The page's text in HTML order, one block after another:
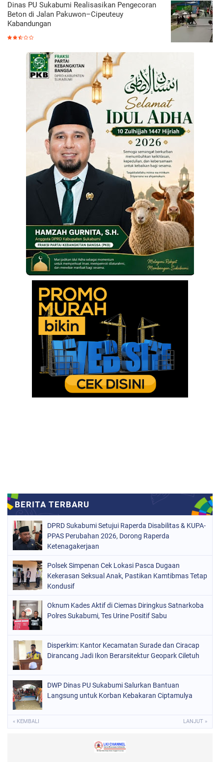
Dinas PU Sukabumi Realisasikan Pengecoran
Beton di Jalan Pakuwon–Cipeuteuy
Kabandungan
DPRD Sukabumi Setujui Raperda Disabilitas & KUPA-
PPAS Perubahan 2026, Dorong Raperda
Ketenagakerjaan
Polsek Simpenan Cek Lokasi Pasca Dugaan
Kekerasan Seksual Anak, Pastikan Kamtibmas Tetap
Kondusif
Oknum Kades Aktif di Ciemas Diringkus Satnarkoba
Polres Sukabumi, Tes Urine Positif Sabu
Disperkim: Kantor Kecamatan Surade dan Ciracap
Dirancang Jadi Ikon Berarsitektur Geopark Ciletuh
DWP Dinas PU Sukabumi Salurkan Bantuan
Langsung untuk Korban Kebakaran Ciptamulya
« KEMBALI LANJUT »